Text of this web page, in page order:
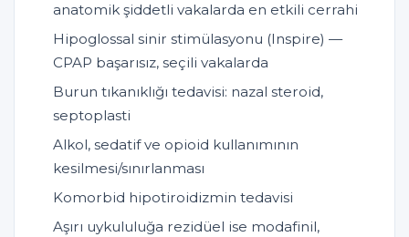
anatomik şiddetli vakalarda en etkili cerrahi
Hipoglossal sinir stimülasyonu (Inspire) —
CPAP başarısız, seçili vakalarda
Burun tıkanıklığı tedavisi: nazal steroid,
septoplasti
Alkol, sedatif ve opioid kullanımının
kesilmesi/sınırlanması
Komorbid hipotiroidizmin tedavisi
Aşırı uykululuğa rezidüel ise modafinil,